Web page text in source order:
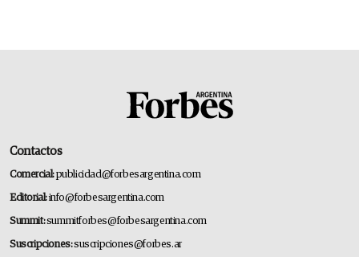
Contactos
Comercial:publicidad@forbesargentina.com
Editorial:info@forbesargentina.com
Summit:summitforbes@forbesargentina.com
Suscripciones:suscripciones@forbes.ar